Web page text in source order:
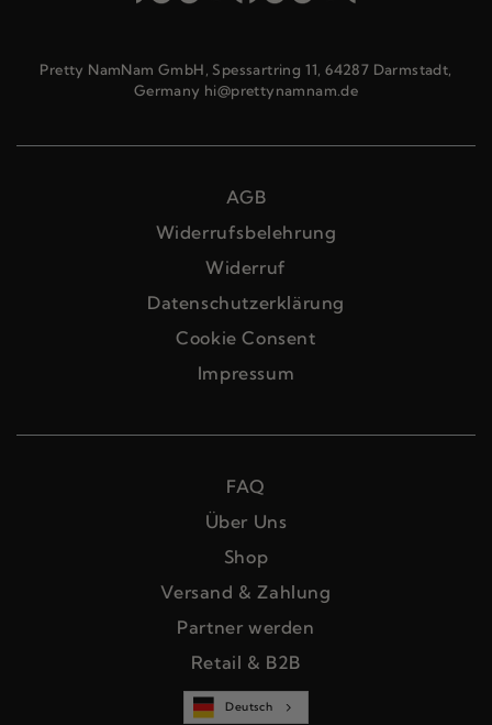
FAQ
Über Uns
Shop
Versand & Zahlung
Partner werden
Retail & B2B
Deutsch
Pretty NamNam GmbH, Spessartring 11, 64287 Darmstadt,
Germany hi@prettynamnam.de
AGB
Widerrufsbelehrung
Widerruf
Datenschutzerklärung
Cookie Consent
Impressum